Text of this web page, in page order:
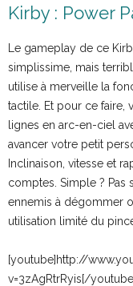
Kirby : Power
Le gameplay de ce
simplissime, mais
utilise à merveille la
tactile. Et pour ce faire,
lignes en arc-en-ciel
avancer votre petit
Inclinaison, vitesse et
comptes. Simple ? Pas
ennemis à dégommer
utilisation limité du
[youtube]http://
v=3zAgRtrRyis[/